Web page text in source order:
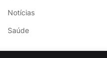
Notícias
Saúde